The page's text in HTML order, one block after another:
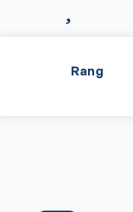
,
Rang